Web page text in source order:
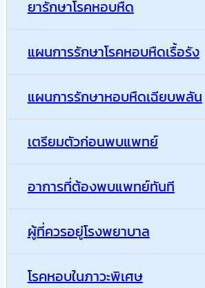
ยารักษาโรคหอบหืด
แผนการรักษาโรคหอบหืดเรื้อรัง
แผนการรักษาหอบหืดเฉียบพลัน
เตรียมตัวก่อนพบแพทย์
อาการที่ต้องพบแพทย์ทันที
ผู้ที่ควรอยู่โรงพยาบาล
โรคหอบในภาวะพิเศษ